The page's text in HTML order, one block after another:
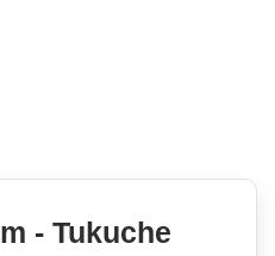
- Tukuche